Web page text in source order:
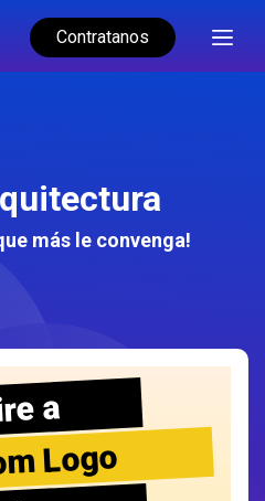
Contratanos
más le convenga!
a
Logo